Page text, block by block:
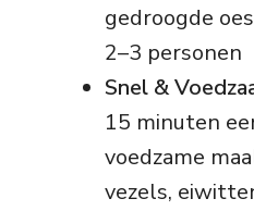
gedroogde
2–3 personen
Snel &
15 minuten
voedzame
vezels,